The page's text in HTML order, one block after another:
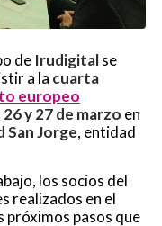
de Irudigitalse
a la cuarta
europeo
26 y 27 de marzo en
San Jorge, entidad
los socios del
realizados en el
próximos pasos que